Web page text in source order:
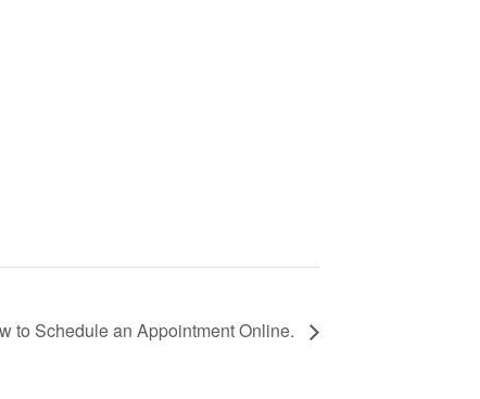
to Schedule an Appointment Online.